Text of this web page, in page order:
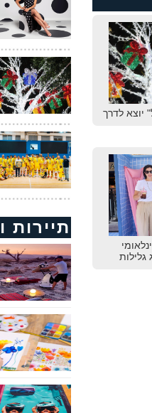
יוצא לדרך
תיירות